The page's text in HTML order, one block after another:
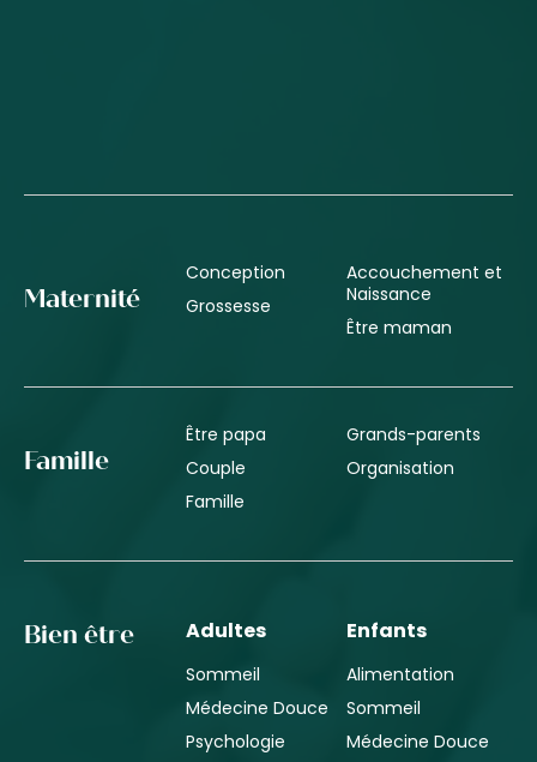
Maternité
Conception
Grossesse
Accouchement et
Naissance
Être maman
Famille
Être papa
Couple
Famille
Grands-parents
Organisation
Bien être Adultes
Sommeil
Médecine Douce
Psychologie
Enfants
Alimentation
Sommeil
Médecine Douce